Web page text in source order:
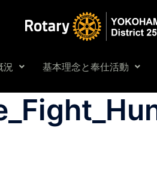
況 基本理念と奉仕活動